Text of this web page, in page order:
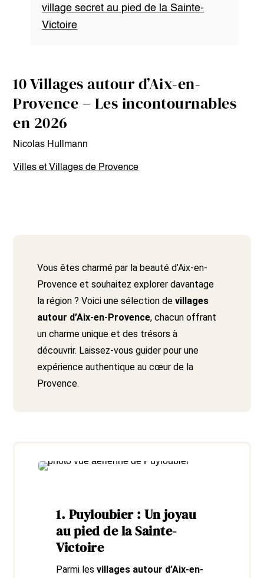
village secret au pied de la Sainte-
Victoire
10 Villages autour d’Aix-en-
Provence – Les incontournables
en 2026
Nicolas Hullmann
Villes et Villages de Provence
Vous êtes charmé par la beauté d’Aix-en-
Provence et souhaitez explorer davantage
la région ? Voici une sélection de villages
autour d’Aix-en-Provence, chacun offrant
un charme unique et des trésors à
découvrir. Laissez-vous guider pour une
expérience authentique au cœur de la
Provence.
1. Puyloubier : Un joyau
au pied de la Sainte-
Victoire
Parmi lesvillages autour d’Aix-en-